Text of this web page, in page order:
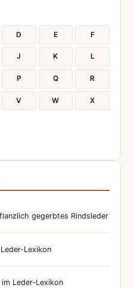
D E F
J K L
P Q R
V W X
gegerbtes Rindsleder
Lexikon
Leder-Lexikon